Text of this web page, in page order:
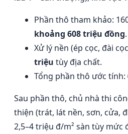
Phần thô tham khảo:
khoảng 608 triệu đồng.
Xử lý nền (ép cọc, đài
triệu tùy địa chất.
Tổng phần thô ước tính:
Sau phần thô, chủ nhà thi
thiện (trát, lát nền, sơn, cửa,
2,5–4 triệu đ/m² sàn tùy mức